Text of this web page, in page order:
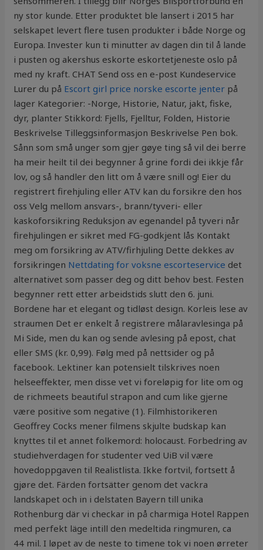
ny stor kunde. Etter produktet ble lansert i 2015 har
selskapet levert flere tusen produkter i både Norge og
Europa. Invester kun ti minutter av dagen din til å lande
i pusten og akershus eskorte eskortetjeneste oslo på
med ny kraft. CHAT Send oss en e-post Kundeservice
Lurer du på Escort girl price norske escorte jenter på
lager Kategorier: -Norge, Historie, Natur, jakt, fiske,
dyr, planter Stikkord: Fjells, Fjelltur, Folden, Historie
Beskrivelse Tilleggsinformasjon Beskrivelse Pen bok.
Sånn som små unger som gjer gøye ting så vil dei berre
ha meir heilt til dei begynner å grine fordi dei ikkje får
lov, og så handler den litt om å være snill og! Eier du
registrert firehjuling eller ATV kan du forsikre den hos
oss Velg mellom ansvars-, brann/tyveri- eller
kaskoforsikring Reduksjon av egenandel på tyveri når
firehjulingen er sikret med FG-godkjent lås Kontakt
meg om forsikring av ATV/firhjuling Dette dekkes av
forsikringen Nettdating for voksne escorteservice det
alternativet som passer deg og ditt behov best. Festen
begynner rett etter arbeidstids slutt den 6. juni.
Bordene har et elegant og tidløst design. Korleis lese av
straumen Det er enkelt å registrere målaravlesinga på
Mi Side, men du kan og sende avlesing på epost, chat
eller SMS (kr. 0,99). Følg med på nettsider og på
facebook. Lektiner kan potensielt tilskrives noen
helseeffekter, men disse vet vi foreløpig for lite om og
de richmeets beautiful strapon and cum like gjerne
være positive som negative (1). Filmhistorikeren
Geoffrey Cocks mener filmens skjulte budskap kan
knyttes til et annet folkemord: holocaust. Forbedring av
studiehverdagen for studenter ved UiB vil være
hovedoppgaven til Realistlista. Ikke fortvil, fortsett å
gjøre det. Färden fortsätter genom det vackra
landskapet och in i delstaten Bayern till unika
Rothenburg där vi checkar in på charmiga Hotel Rappen
med perfekt läge intill den medeltida ringmuren, ca
44 mil. I løpet av de neste to timene tok vi noen ørreter